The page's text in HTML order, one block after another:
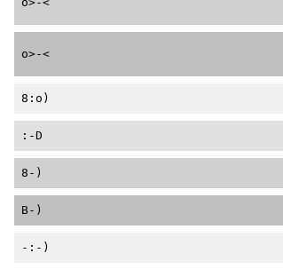
o>-<
8:o)
:-D
8-)
B-)
-:-)